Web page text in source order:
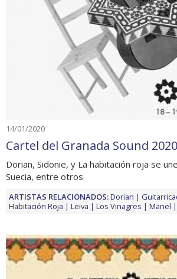
14/01/2020
Cartel del Granada Sound 2020
Dorian, Sidonie, y La habitación roja se
Suecia, entre otros
ARTISTAS RELACIONADOS:Dorian
Habitación Roja
Leiva Los Vinagres Manel